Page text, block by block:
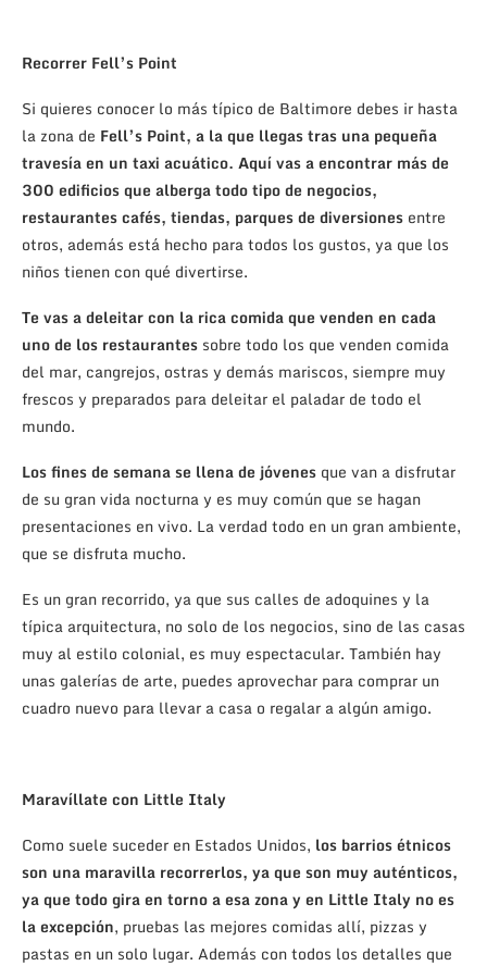
Recorrer Fell’s Point
Si quieres conocer lo más típico de Baltimore debes ir hasta
la zona de Fell’s Point, a la que llegas tras una pequeña
travesía en un taxi acuático. Aquí vas a encontrar más de
300 edificios que alberga todo tipo de negocios,
restaurantes cafés, tiendas, parques de diversiones entre
otros, además está hecho para todos los gustos, ya que los
niños tienen con qué divertirse.
Te vas a deleitar con la rica comida que venden en cada
uno de los restaurantes sobre todo los que venden comida
del mar, cangrejos, ostras y demás mariscos, siempre muy
frescos y preparados para deleitar el paladar de todo el
mundo.
Los fines de semana se llena de jóvenes que van a disfrutar
de su gran vida nocturna y es muy común que se hagan
presentaciones en vivo. La verdad todo en un gran ambiente,
que se disfruta mucho.
Es un gran recorrido, ya que sus calles de adoquines y la
típica arquitectura, no solo de los negocios, sino de las casas
muy al estilo colonial, es muy espectacular. También hay
unas galerías de arte, puedes aprovechar para comprar un
cuadro nuevo para llevar a casa o regalar a algún amigo.
Maravíllate con Little Italy
Como suele suceder en Estados Unidos, los barrios étnicos
son una maravilla recorrerlos, ya que son muy auténticos,
ya que todo gira en torno a esa zona y en Little Italy no es
la excepción, pruebas las mejores comidas allí, pizzas y
pastas en un solo lugar. Además con todos los detalles que